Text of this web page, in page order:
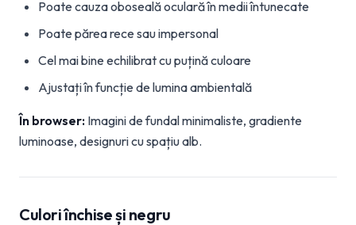
Poate cauza oboseală oculară în medii întunecate
Poate părea rece sau impersonal
Cel mai bine echilibrat cu puțină culoare
Ajustați în funcție de lumina ambientală
În browser: Imagini de fundal minimaliste, gradiente
luminoase, designuri cu spațiu alb.
Culori închise și negru